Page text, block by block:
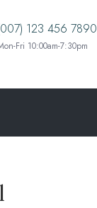
123 456 7890
Fri 10:00am-7:30pm